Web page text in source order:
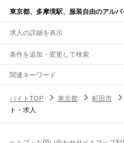
東京都、多摩境駅、服装自由のアル
求人の詳細を表示
条件を追加・変更して検索
市区町村を追加・変更
東京都すべて
東京23区
江戸川区
駅を追加・変更
職種を追加・変更
飲食・フードサービスすべて
関連キーワード
バイトTOP
東京都 町田市
ト・求人